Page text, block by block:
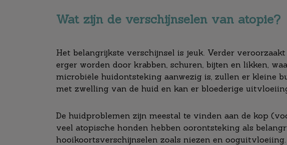
Wat zijn de verschijnselen van atopie?
Het belangrijkste verschijnsel is jeuk. Verder
erger worden door krabben, schuren, bijten en likken,
microbiële huidontsteking aanwezig is, zullen er kleine
met zwelling van de huid en kan er bloederige
De huidproblemen zijn meestal te vinden aan de kop
veel atopische honden hebben oorontsteking als
hooikoortsverschijnselen zoals niezen en ooguitvloeiing.